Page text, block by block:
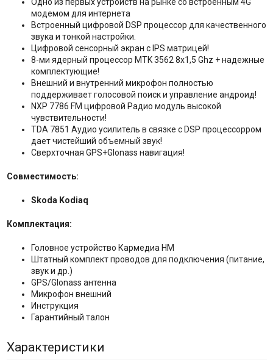
модемом для интернета
Встроенный цифровой DSP процессор для качественного
звука и тонкой настройки.
Цифровой сенсорный экран с IPS матрицей!
8-ми ядерный процессор MTK 3562 8x1,5 Ghz + надежные
комплектующие!
Внешний и внутренний микрофон полностью
поддерживает голосовой поиск и управление андроид!
NXP 7786 FM цифровой Радио модуль высокой
чувствительности!
TDA 7851 Аудио усилитель в связке с DSP процессорром
дает чистейший объемный звук!
Сверхточная GPS+Glonass навигация!
Совместимость:
Skoda Kodiaq
Комплектация:
Головное устройство Кармедиа НМ
Штатный комплект проводов для подключения (питание,
звук и др.)
GPS/Glonass антенна
Микрофон внешний
Инструкция
Гарантийный талон
Характеристики